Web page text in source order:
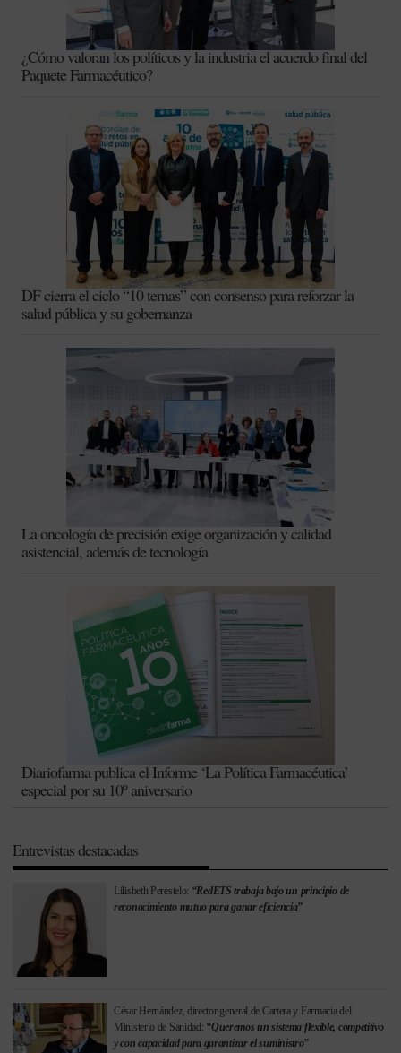
¿Cómo valoran los políticos y la industria el acuerdo final del
Paquete Farmacéutico?
DF cierra el ciclo “10 temas” con consenso para reforzar la
salud pública y su gobernanza
La oncología de precisión exige organización y calidad
asistencial, además de tecnología
Diariofarma publica el Informe ‘La Política Farmacéutica’
especial por su 10º aniversario
Entrevistas destacadas
Lilisbeth Perestelo: “RedETS trabaja bajo un principio de
reconocimiento mutuo para ganar eficiencia”
César Hernández, director general de Cartera y Farmacia del
Ministerio de Sanidad: “Queremos un sistema flexible, competitivo
y con capacidad para garantizar el suministro”